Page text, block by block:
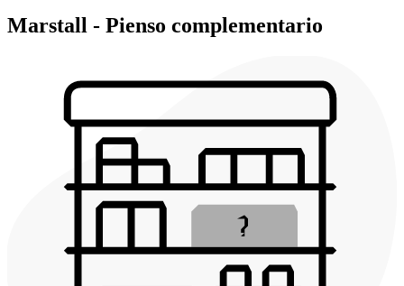
Marstall - Pienso complementario